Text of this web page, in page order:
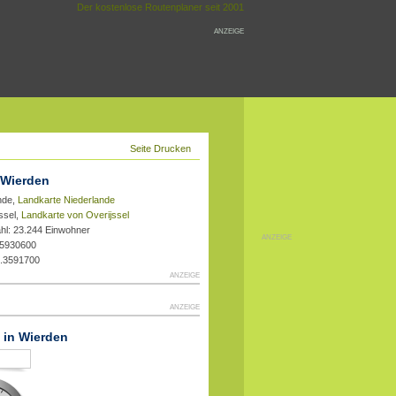
Der kostenlose Routenplaner seit 2001
ANZEIGE
ANZEIGE
Seite Drucken
Landkarte Niederlande
Landkarte von Overijssel
23.244 Einwohner
ANZEIGE
ANZEIGE
in Wierden